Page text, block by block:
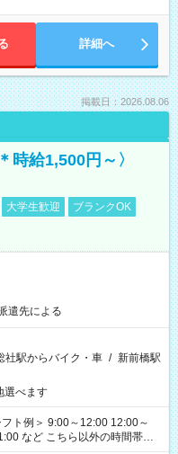
詳細へ
掲載日：2026.08.06
時給1,500円～〉
大学生歓迎
ブランクOK
遣先による
社駅からバイク・車 / 新前橋駅
べます
の時間帯も